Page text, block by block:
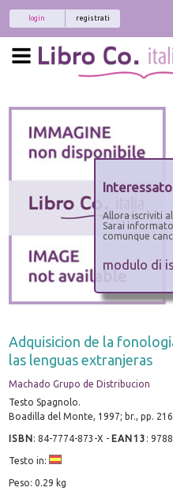
registrati
login
Adquisicion de la
las lenguas extranjeras
Machado Grupo de Distribucion
Testo Spagnolo.
Boadilla del Monte, 1997; br., pp.
ISBN:84-7774-873-X - EAN13 :
Testo in:
Peso: 0.29 kg
Allora iscriviti
Sarai
comunque
modulo di